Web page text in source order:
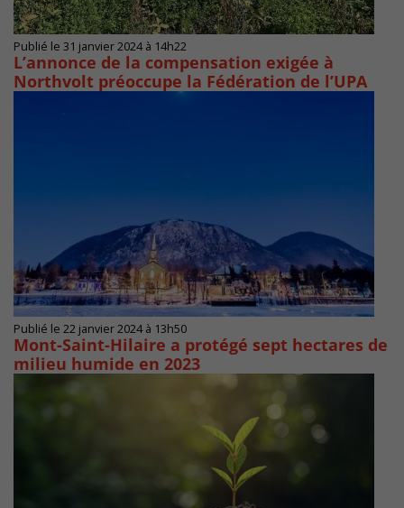
Publié le 31 janvier 2024 à 14h22
L’annonce de la compensation exigée à
Northvolt préoccupe la Fédération de l’UPA
Publié le 22 janvier 2024 à 13h50
Mont-Saint-Hilaire a protégé sept hectares de
milieu humide en 2023